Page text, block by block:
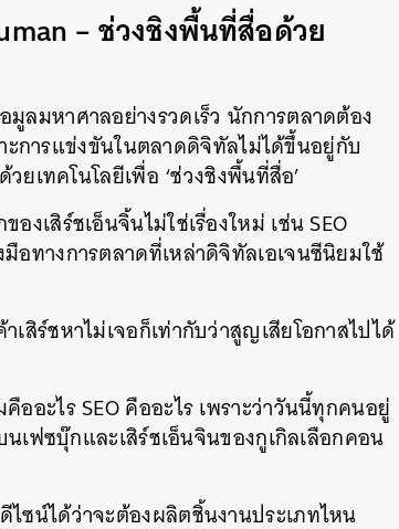
– ช่วงชิงพื้นที่สื่อด้วย
ลมหาศาลอย่างรวดเร็ว นักการตลาดต้อง
ะการแข่งขันในตลาดดิจิทัลไม่ได้ขึ้นอยู่กับ
เทคโนโลยีเพื่อ ‘ช่วงชิงพื้นที่สื่อ’
เสิร์ชเอ็นจิ้นไม่ใช่เรื่องใหม่ เช่น SEO
อทางการตลาดที่เหล่าดิจิทัลเอเจนซีนิยมใช้
สิร์ชหาไม่เจอก็เท่ากับว่าสูญเสียโอกาสไปได้
อะไร SEO คืออะไร เพราะว่าวันนี้ทุกคนอยู่
ฟซบุ๊กและเสิร์ชเอ็นจินของกูเกิลเลือกคอน
ซน์ได้ว่าจะต้องผลิตชิ้นงานประเภทไหน